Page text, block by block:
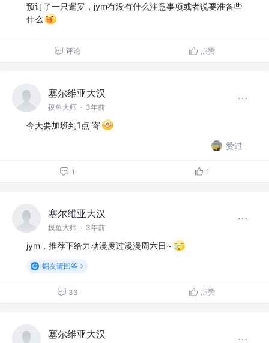
预订了一只暹罗，jym有没有什么注意事项或者说要准备些
什么
评论 点赞
塞尔维亚大汉
摸鱼大师 · 3年前
今天要加班到1点 寄
赞过
1 1
塞尔维亚大汉
摸鱼大师 · 3年前
jym，推荐下给力动漫度过漫漫周六日~
掘友请回答
36 点赞
塞尔维亚大汉